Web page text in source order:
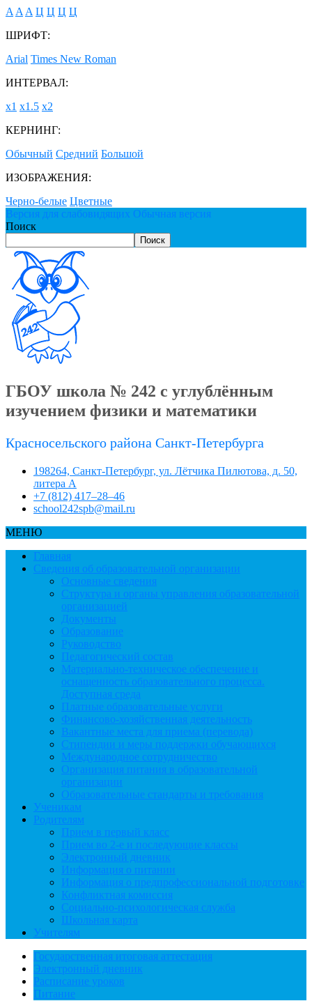
A A A Ц Ц Ц Ц
ШРИФТ:
Arial Times New Roman
ИНТЕРВАЛ:
х1 х1.5 х2
КЕРНИНГ:
Обычный Средний Большой
ИЗОБРАЖЕНИЯ:
Черно-белые Цветные
Версия для слабовидящих Обычная версия
Поиск
Поиск
ГБОУ школа № 242 с углублённым
изучением физики и математики
Красносельского района Санкт-Петербурга
198264, Санкт-Петербург, ул. Лётчика Пилютова, д. 50,
литера А
+7 (812) 417–28–46
school242spb@mail.ru
МЕНЮ
Главная
Сведения об образовательной организации
Основные сведения
Структура и органы управления образовательной
организацией
Документы
Образование
Руководство
Педагогический состав
Материально-техническое обеспечение и
оснащенность образовательного процесса.
Доступная среда
Платные образовательные услуги
Финансово-хозяйственная деятельность
Вакантные места для приема (перевода)
Стипендии и меры поддержки обучающихся
Международное сотрудничество
Организация питания в образовательной
организации
Образовательные стандарты и требования
Ученикам
Родителям
Прием в первый класс
Прием во 2-е и последующие классы
Электронный дневник
Информация о питании
Информация о предпрофессиональной подготовке
Конфликтная комиссия
Социально-психологическая служба
Школьная карта
Учителям
Государственная итоговая аттестация
Электронный дневник
Расписание уроков
Питание